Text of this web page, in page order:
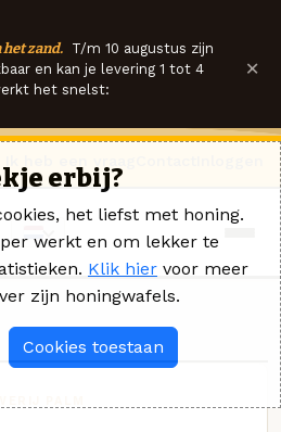
het zand. T/m 10 augustus zijn
en kan je levering 1 tot 4
het snelst:
×
erbij?
het liefst met honing.
werkt en om lekker te
Klik hier voor meer
zijn honingwafels.
Cookies toestaan